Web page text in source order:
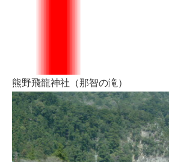
熊野飛龍神社（那智の滝）